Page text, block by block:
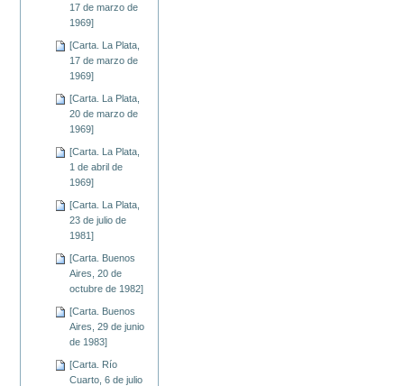
17 de marzo de
1969]
[Carta. La Plata,
17 de marzo de
1969]
[Carta. La Plata,
20 de marzo de
1969]
[Carta. La Plata,
1 de abril de
1969]
[Carta. La Plata,
23 de julio de
1981]
[Carta. Buenos
Aires, 20 de
octubre de 1982]
[Carta. Buenos
Aires, 29 de junio
de 1983]
[Carta. Río
Cuarto, 6 de julio